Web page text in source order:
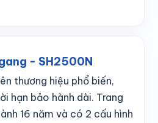
- SH2500N
thương hiệu phổ biến,
hạn bảo hành dài. Trang
16 năm và có 2 cấu hình